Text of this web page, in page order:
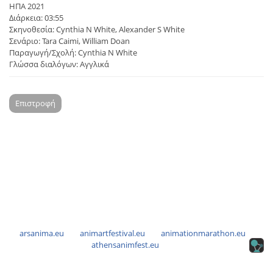
ΗΠΑ 2021
Διάρκεια: 03:55
Σκηνοθεσία: Cynthia N White, Alexander S White
Σενάριο: Tara Caimi, William Doan
Παραγωγή/Σχολή: Cynthia N White
Γλώσσα διαλόγων: Αγγλικά
Επιστροφή
arsanima.eu animartfestival.eu
animationmarathon.eu
athensanimfest.eu